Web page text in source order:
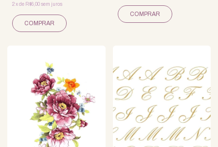
2xde R$6,00sem juros